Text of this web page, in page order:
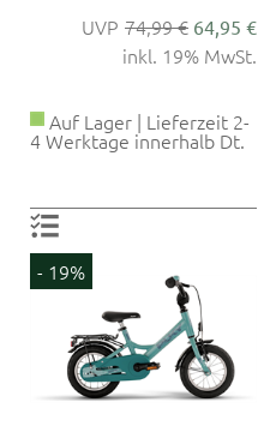
74,99 € 64,95 €
inkl. 19% MwSt.
Auf Lager | Lieferzeit 2-
4 Werktage innerhalb Dt.
- 19%